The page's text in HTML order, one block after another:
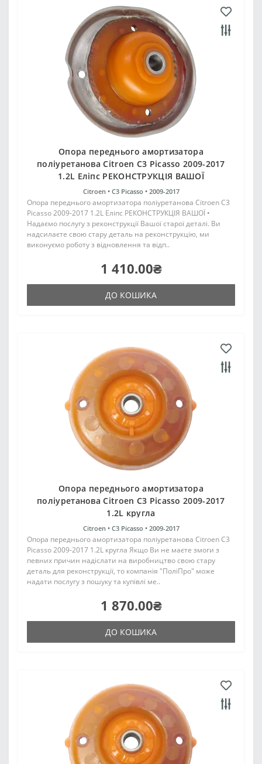
Опора переднього амортизатора
поліуретанова Citroen C3 Picasso 2009-2017
1.2L Еліпс РЕКОНСТРУКЦІЯ ВАШОЇ
Citroen • C3 Picasso • 2009-2017
Опора переднього амортизатора поліуретанова Citroen C3
Picasso 2009-2017 1.2L Еліпс РЕКОНСТРУКЦІЯ ВАШОЇ •
Надаємо послугу з реконструкції Вашої старої деталі. Ви
надсилаєте свою стару деталь на реконструкцію, ми
виконуємо роботу з відновлення та відп..
1 410.00₴
ДО КОШИКА
Опора переднього амортизатора
поліуретанова Citroen C3 Picasso 2009-2017
1.2L кругла
Citroen • C3 Picasso • 2009-2017
Опора переднього амортизатора поліуретанова Citroen C3
Picasso 2009-2017 1.2L кругла Якщо Ви не маєте змоги з
певних причин надіслати на виробництво свою стару
деталь для реконструкції, то компанія "ПоліПро" може
надати послугу з пошуку та купівлі ме..
1 870.00₴
ДО КОШИКА